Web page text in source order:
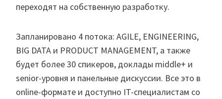
переходят на собственную разработку.
Запланировано 4 потока: AGILE, ENGINEERING,
BIG DATA и PRODUCT MANAGEMENT, а также
будет более 30 спикеров, доклады middle+ и
senior-уровня и панельные дискуссии. Все это в
online-формате и доступно IT-специалистам со